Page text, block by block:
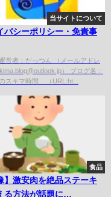
当サイトについて
バシーポリシー・免責事
営者：だっつん （メールアドレ
） ブログ名：
スキマ時間 （URL:ht...
食品
】激安肉を絶品ステーキ
る方法が話題に